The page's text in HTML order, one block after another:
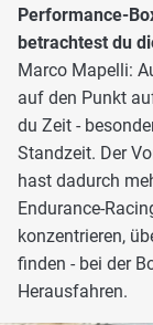
Performance-
betrachtest du
Marco Mapelli:
auf den Punkt
du Zeit -
Standzeit. Der
hast dadurch
Endurance-
konzentrieren,
finden - bei der
Herausfahren.